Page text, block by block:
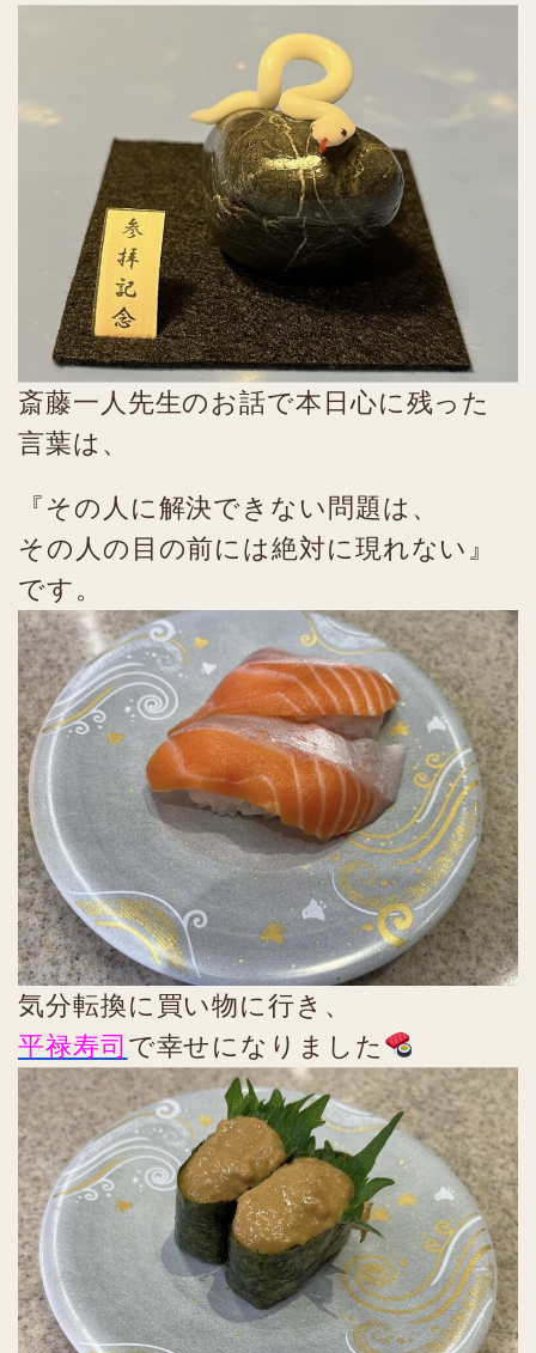
斎藤一人先生のお話で本日心に残った
言葉は、
『その人に解決できない問題は、
その人の目の前には絶対に現れない』
です。
気分転換に買い物に行き、
平禄寿司で幸せになりました